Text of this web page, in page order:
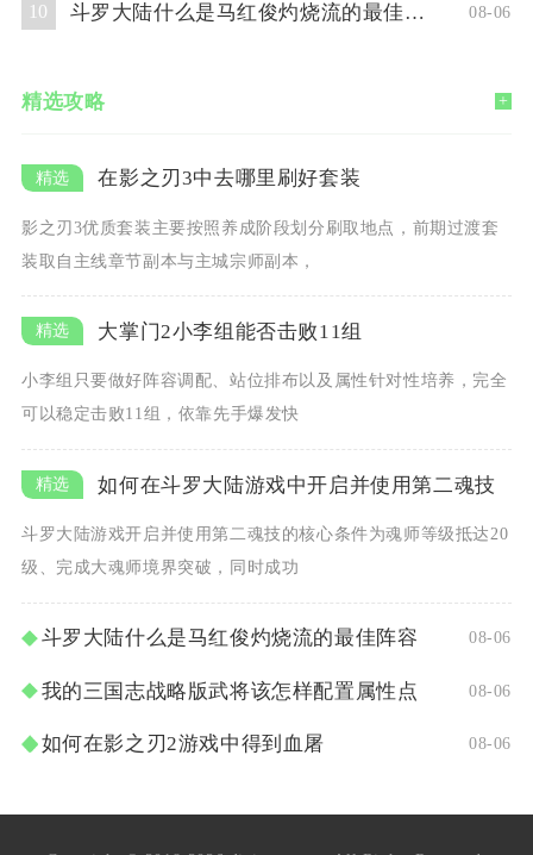
10 斗罗大陆什么是马红俊灼烧流的最佳阵容 08-06
精选攻略 +
在影之刃3中去哪里刷好套装
影之刃3优质套装主要按照养成阶段划分刷取地点，前期过渡套
装取自主线章节副本与主城宗师副本，
大掌门2小李组能否击败11组
小李组只要做好阵容调配、站位排布以及属性针对性培养，完全
可以稳定击败11组，依靠先手爆发快
如何在斗罗大陆游戏中开启并使用第二魂技
斗罗大陆游戏开启并使用第二魂技的核心条件为魂师等级抵达20
级、完成大魂师境界突破，同时成功
斗罗大陆什么是马红俊灼烧流的最佳阵容 08-06
我的三国志战略版武将该怎样配置属性点 08-06
如何在影之刃2游戏中得到血屠 08-06